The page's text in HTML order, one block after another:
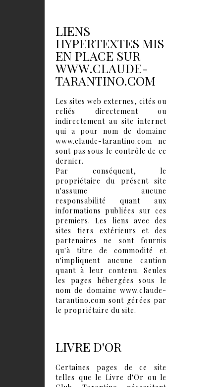
LIENS
HYPERTEXTES MIS
EN PLACE SUR
WWW.CLAUDE-
TARANTINO.COM
Les sites web externes, cités ou
reliés directement ou
indirectement au site internet
qui a pour nom de domaine
www.claude-tarantino.com ne
sont pas sous le contrôle de ce
dernier.
Par conséquent, le
propriétaire du présent site
n'assume aucune
responsabilité quant aux
informations publiées sur ces
premiers. Les liens avec des
sites tiers extérieurs et des
partenaires ne sont fournis
qu'à titre de commodité et
n'impliquent aucune caution
quant à leur contenu. Seules
les pages hébergées sous le
nom de domaine www.claude-
tarantino.com sont gérées par
le propriétaire du site.
LIVRE D'OR
Certaines pages de ce site
telles que le Livre d'Or ou le